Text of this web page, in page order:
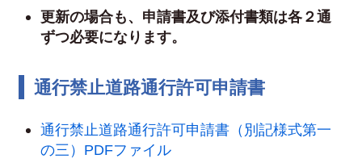
更新の場合も、申請書及び添付書類は各２通
ずつ必要になります。
通行禁止道路通行許可申請書
通行禁止道路通行許可申請書（別記様式第一
の三）PDFファイル